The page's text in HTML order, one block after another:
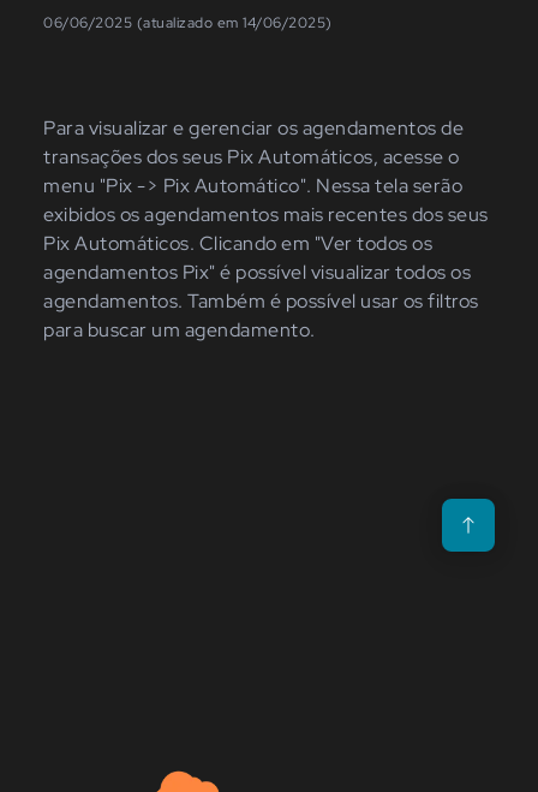
06/06/2025 (atualizado em 14/06/2025)
Para visualizar e gerenciar os agendamentos de
transações dos seus Pix Automáticos, acesse o
menu "Pix -> Pix Automático". Nessa tela serão
exibidos os agendamentos mais recentes dos seus
Pix Automáticos. Clicando em "Ver todos os
agendamentos Pix" é possível visualizar todos os
agendamentos. Também é possível usar os filtros
para buscar um agendamento.
Voltar para o